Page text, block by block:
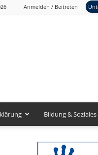
Anmelden / Beitreten
Bildung & Soziales